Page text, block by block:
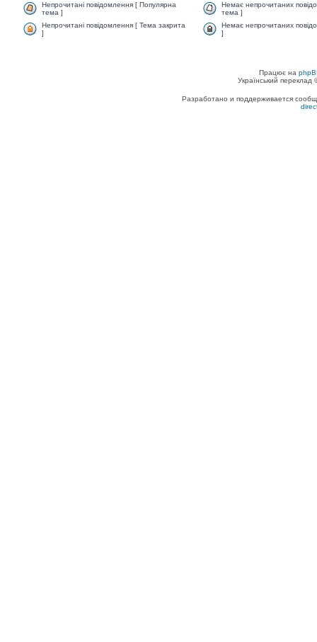
Непрочитані повідомлення [ Популярна
тема ]
Немає непрочитаних
тема ]
Непрочитані повідомлення [ Тема закрита
]
Немає непрочитаних
]
Працює на
Український
Разработано и поддерживается